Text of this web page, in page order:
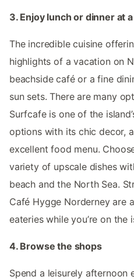
3. Enjoy lunch or dinner at
The incredible cuisine
highlights of a vacation on
beachside café or a fine
sun sets. There are many
Surfcafe is one of the
options with its chic decor,
excellent food menu.
variety of upscale dishes
beach and the North Sea.
Café Hygge Norderney are
eateries while you’re on the
4. Browse the shops
Spend a leisurely afternoon